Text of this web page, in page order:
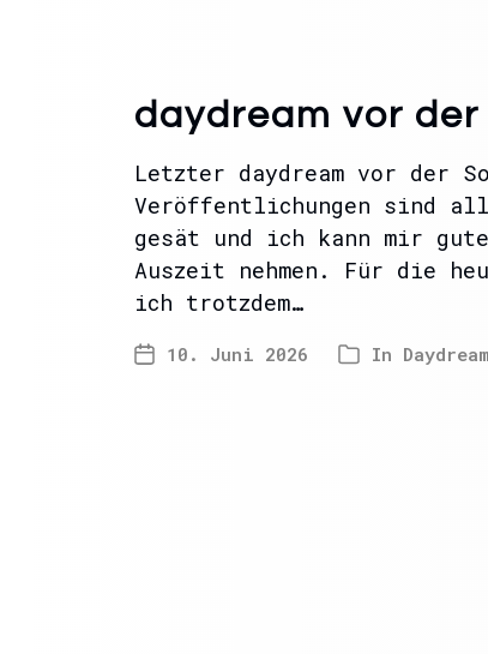
daydream vor
Letzter daydream vor der
Veröffentlichungen sind
gesät und ich kann mir
Auszeit nehmen. Für die
ich trotzdem…
10. Juni 2026 In Daydream